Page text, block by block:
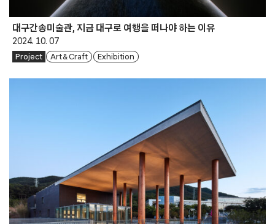
대구간송미술관, 지금 대구로 여행을 떠나야 하는 이유
2024. 10. 07
Project Art & Craft Exhibition